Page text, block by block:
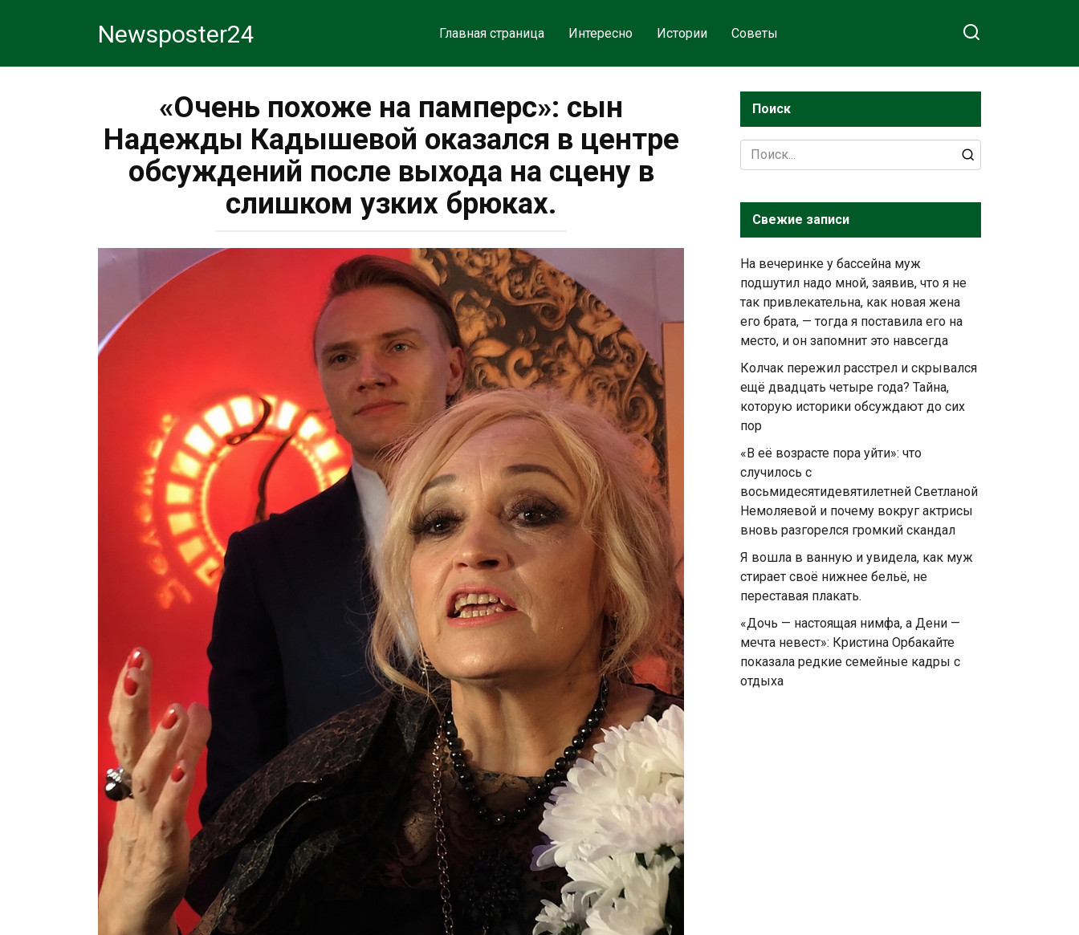
Newsposter24 Главная страница Интересно Истории Советы
«Очень похоже на памперс»: сын
Надежды Кадышевой оказался в центре
обсуждений после выхода на сцену в
слишком узких брюках.
Поиск
Search
for:
Свежие записи
На вечеринке у бассейна муж
подшутил надо мной, заявив, что я не
так привлекательна, как новая жена
его брата, — тогда я поставила его на
место, и он запомнит это навсегда
Колчак пережил расстрел и скрывался
ещё двадцать четыре года? Тайна,
которую историки обсуждают до сих
пор
«В её возрасте пора уйти»: что
случилось с
восьмидесятидевятилетней Светланой
Немоляевой и почему вокруг актрисы
вновь разгорелся громкий скандал
Я вошла в ванную и увидела, как муж
стирает своё нижнее бельё, не
переставая плакать.
«Дочь — настоящая нимфа, а Дени —
мечта невест»: Кристина Орбакайте
показала редкие семейные кадры с
отдыха